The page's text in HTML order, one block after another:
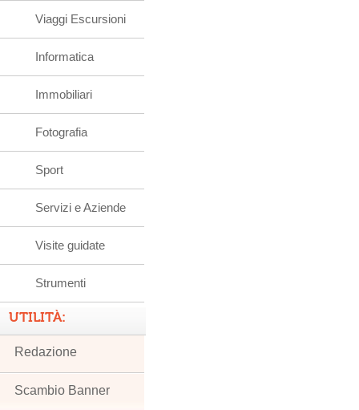
Viaggi Escursioni
Informatica
Immobiliari
Fotografia
Sport
Servizi e Aziende
Visite guidate
Strumenti
UTILITÀ:
Redazione
Scambio Banner